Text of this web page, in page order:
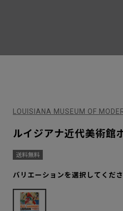
LOUISIANA MUSEUM OF
ルイジアナ近代美術
バリエーションを選択してくだ